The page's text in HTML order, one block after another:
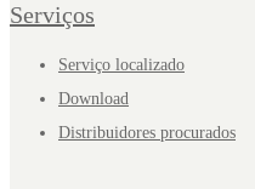
Serviços
Serviço localizado
Download
Distribuidores procurados